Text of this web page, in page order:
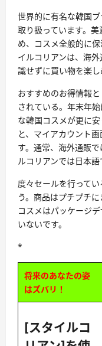
世界的に有名な韓国
取り扱っています。
め、コスメ全般的に
イルコリアンは、海
識せずに買い物を楽し
おすすめのお得情報
されている。年末年
な韓国コスメが更に
と、マイアカウント
す。通常、海外通販
ルコリアンでは日本語
度々セールを行って
う。商品はプチプチ
コスメはパッケージ
いないです。
*
将来のあなたの姿
はズバリ！
[スタイルコ